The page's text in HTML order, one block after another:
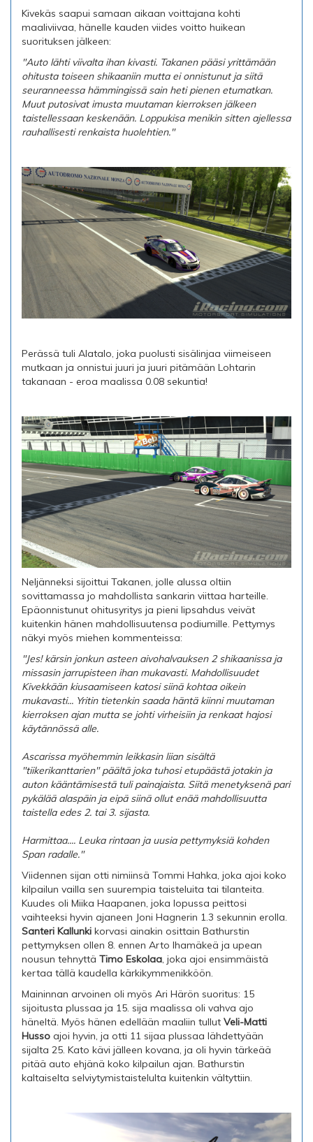
Kivekäs saapui samaan aikaan voittajana kohti
maaliviivaa, hänelle kauden viides voitto huikean
suorituksen jälkeen:
"Auto lähti viivalta ihan kivasti. Takanen pääsi yrittämään
ohitusta toiseen shikaaniin mutta ei onnistunut ja siitä
seuranneessa hämmingissä sain heti pienen etumatkan.
Muut putosivat imusta muutaman kierroksen jälkeen
taistellessaan keskenään. Loppukisa menikin sitten ajellessa
rauhallisesti renkaista huolehtien."
Perässä tuli Alatalo, joka puolusti sisälinjaa viimeiseen
mutkaan ja onnistui juuri ja juuri pitämään Lohtarin
takanaan - eroa maalissa 0.08 sekuntia!
Neljänneksi sijoittui Takanen, jolle alussa oltiin
sovittamassa jo mahdollista sankarin viittaa harteille.
Epäonnistunut ohitusyritys ja pieni lipsahdus veivät
kuitenkin hänen mahdollisuutensa podiumille. Pettymys
näkyi myös miehen kommenteissa:
"Jes! kärsin jonkun asteen aivohalvauksen 2 shikaanissa ja
missasin jarrupisteen ihan mukavasti. Mahdollisuudet
Kivekkään kiusaamiseen katosi siinä kohtaa oikein
mukavasti... Yritin tietenkin saada häntä kiinni muutaman
kierroksen ajan mutta se johti virheisiin ja renkaat hajosi
käytännössä alle.
Ascarissa myöhemmin leikkasin liian sisältä
"tiikerikanttarien" päältä joka tuhosi etupäästä jotakin ja
auton kääntämisestä tuli painajaista. Siitä menetyksenä pari
pykälää alaspäin ja eipä siinä ollut enää mahdollisuutta
taistella edes 2. tai 3. sijasta.
Harmittaa.... Leuka rintaan ja uusia pettymyksiä kohden
Span radalle."
Viidennen sijan otti nimiinsä Tommi Hahka, joka ajoi koko
kilpailun vailla sen suurempia taisteluita tai tilanteita.
Kuudes oli Miika Haapanen, joka lopussa peittosi
vaihteeksi hyvin ajaneen Joni Hagnerin 1.3 sekunnin erolla.
Santeri Kallunki korvasi ainakin osittain Bathurstin
pettymyksen ollen 8. ennen Arto Ihamäkeä ja upean
nousun tehnyttä Timo Eskolaa, joka ajoi ensimmäistä
kertaa tällä kaudella kärkikymmenikköön.
Maininnan arvoinen oli myös Ari Härön suoritus: 15
sijoitusta plussaa ja 15. sija maalissa oli vahva ajo
häneltä. Myös hänen edellään maaliin tullut Veli-Matti
Husso ajoi hyvin, ja otti 11 sijaa plussaa lähdettyään
sijalta 25. Kato kävi jälleen kovana, ja oli hyvin tärkeää
pitää auto ehjänä koko kilpailun ajan. Bathurstin
kaltaiselta selviytymistaistelulta kuitenkin vältyttiin.